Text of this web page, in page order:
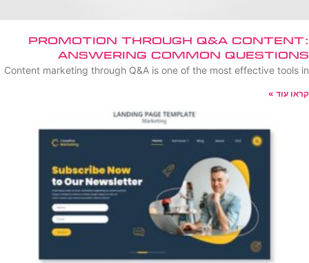
Promotion Through Q&A Content:
Answering Common Questions
Content marketing through Q&A is one of the most effective tools in
קראו עוד »